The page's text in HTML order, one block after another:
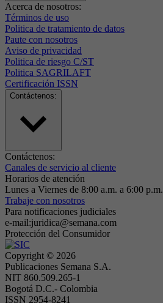
Acerca de nosotros:
Términos de uso
Politica de tratamiento de datos
Paute con nosotros
Aviso de privacidad
Politica de riesgo C/ST
Politica SAGRILAFT
Certificación ISSN
Contáctenos:
Contáctenos:
Canales de servicio al cliente
Horarios de atención
Lunes a Viernes de 8:00 a.m. a 6:00 p.m.
Trabaje con nosotros
Para notificaciones judiciales
e-mail:juridica@semana.com
Protección del Consumidor
Copyright © 2026
Publicaciones Semana S.A.
NIT 860.509.265-1
Bogotá D.C.- Colombia
ISSN 2954-8241